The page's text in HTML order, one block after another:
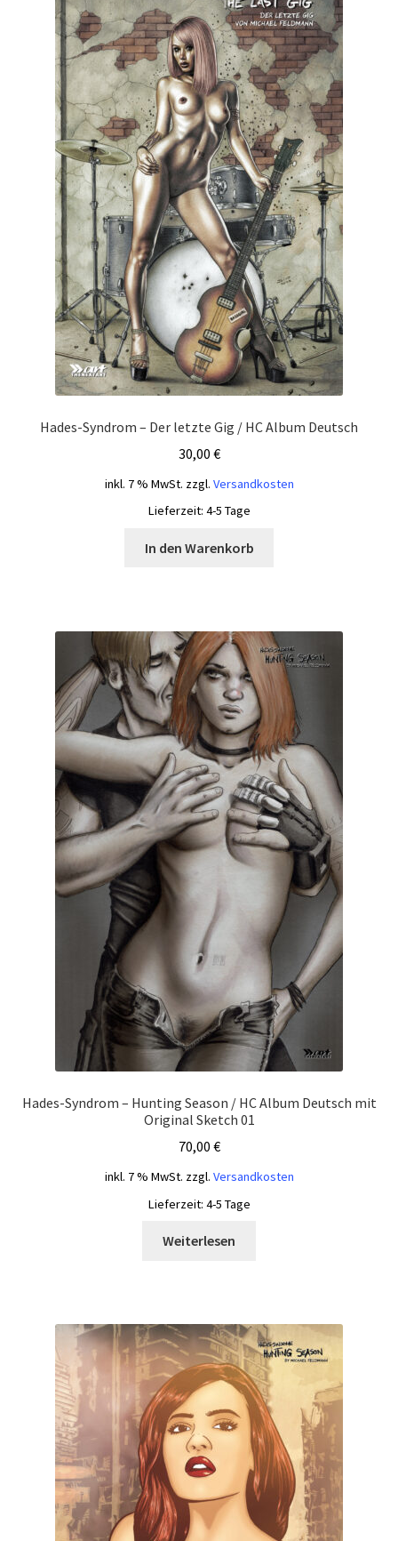
Hades-Syndrom – Der letzte Gig / HC Album Deutsch
30,00 €
inkl. 7 % MwSt. zzgl. Versandkosten
Lieferzeit: 4-5 Tage
In den Warenkorb
Hades-Syndrom – Hunting Season / HC Album Deutsch mit
Original Sketch 01
70,00 €
inkl. 7 % MwSt. zzgl. Versandkosten
Lieferzeit: 4-5 Tage
Weiterlesen